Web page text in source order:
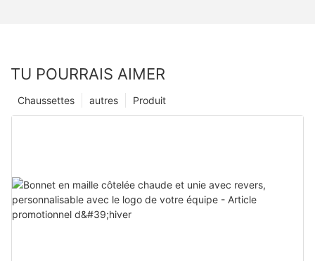
TU POURRAIS AIMER
Produit
autres
Chaussettes